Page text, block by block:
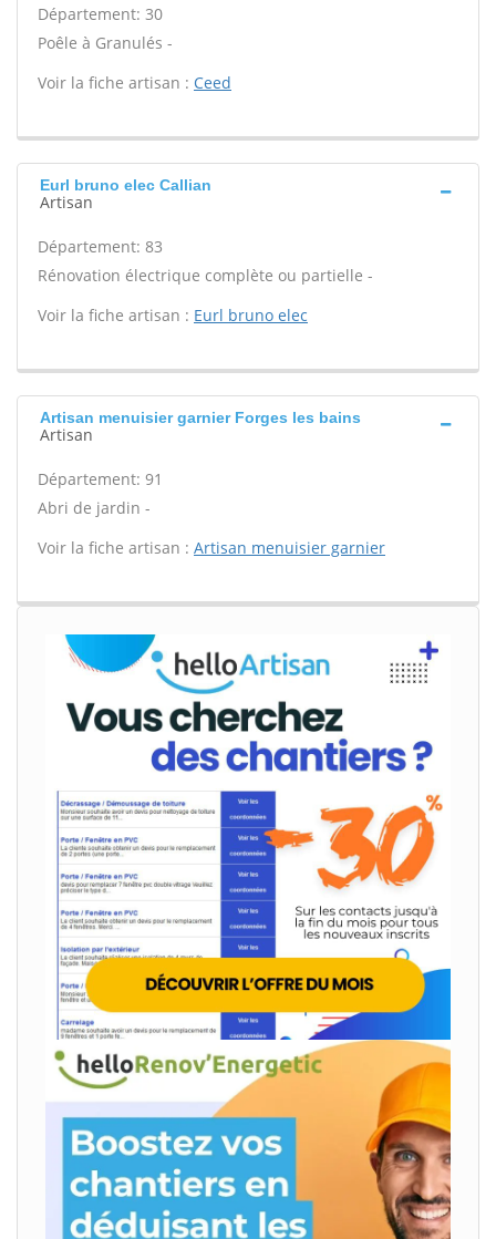
Département: 30
Poêle à Granulés -
Voir la fiche artisan : Ceed
Eurl bruno elec Callian
Artisan
Département: 83
Rénovation électrique complète ou partielle -
Voir la fiche artisan : Eurl bruno elec
Artisan menuisier garnier Forges les bains
Artisan
Département: 91
Abri de jardin -
Voir la fiche artisan : Artisan menuisier garnier